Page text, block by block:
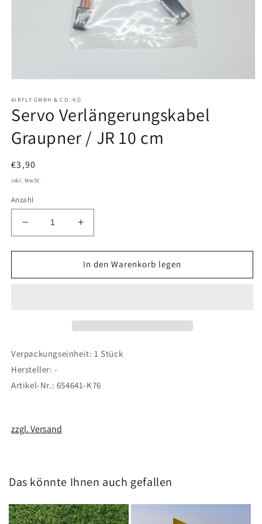
in
Modal
öffnen
AIRFLY GMBH & CO. KG
Servo Verlängerungskabel
Graupner / JR 10 cm
Normaler
Preis
€3,90
inkl. MwSt.
Anzahl
Verringere
die
Menge
Servo
cm
Erhöhe
die
Menge
für
Servo
cm
In den Warenkorb legen
Verpackungseinheit: 1 Stück
Hersteller: -
Artikel-Nr.: 654641-K76
zzgl. Versand
Das könnte Ihnen auch gefallen